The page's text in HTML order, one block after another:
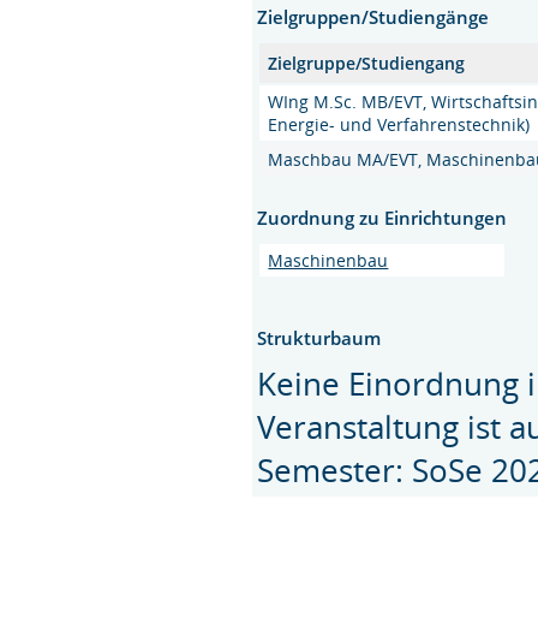
Zielgruppen/Studiengänge
Zielgruppe/Studiengang
WIng M.Sc. MB/EVT,
Energie- und Verfahrenstechnik)
Maschbau MA/EVT,
Zuordnung zu Einrichtungen
Maschinenbau
Strukturbaum
Keine Einordnung
Veranstaltung ist
Semester: SoSe